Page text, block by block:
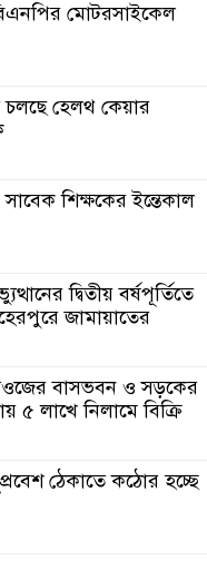
মোটরসাইকেল
হেলথ কেয়ার
শিক্ষকের ইন্তেকাল
দ্বিতীয় বর্ষপূর্তিতে
জামায়াতের
বাসভবন ও সড়কের
৫ লাখে নিলামে বিক্রি
ঠেকাতে কঠোর হচ্ছে